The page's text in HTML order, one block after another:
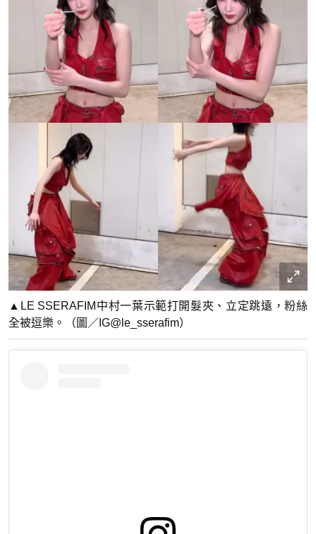
▲LE SSERAFIM中村一葉示範打開髮夾、立定跳遠，粉絲
全被逗樂。（圖／IG@le_sserafim）